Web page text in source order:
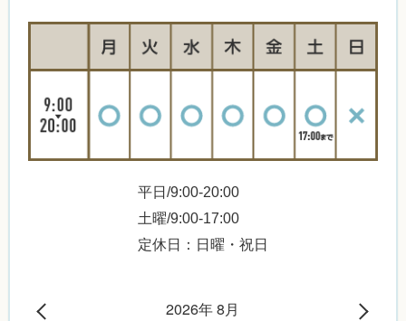
平日/9:00-20:00
土曜/9:00-17:00
定休日：日曜・祝日
2026年 8月